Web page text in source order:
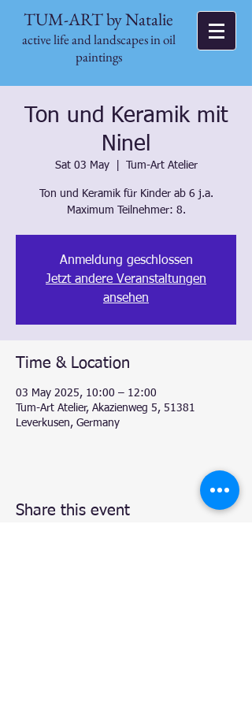
TUM-ART by Natalie
active life and landscapes in oil
paintings
Ton und Keramik mit
Ninel
Sat 03 May
  |
Tum-Art Atelier
Ton und Keramik für Kinder ab 6 j.a.
Maximum Teilnehmer: 8.
Anmeldung geschlossen
Jetzt andere Veranstaltungen
ansehen
Time & Location
03 May 2025, 10:00 – 12:00
Tum-Art Atelier, Akazienweg 5, 51381
Leverkusen, Germany
Share this event